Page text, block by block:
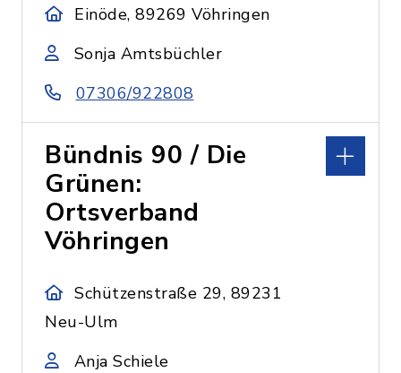
Einöde, 89269 Vöhringen
Sonja Amtsbüchler
07306/922808
Bündnis 90 / Die
Grünen:
Ortsverband
Vöhringen
Schützenstraße 29, 89231
Neu-Ulm
Anja Schiele